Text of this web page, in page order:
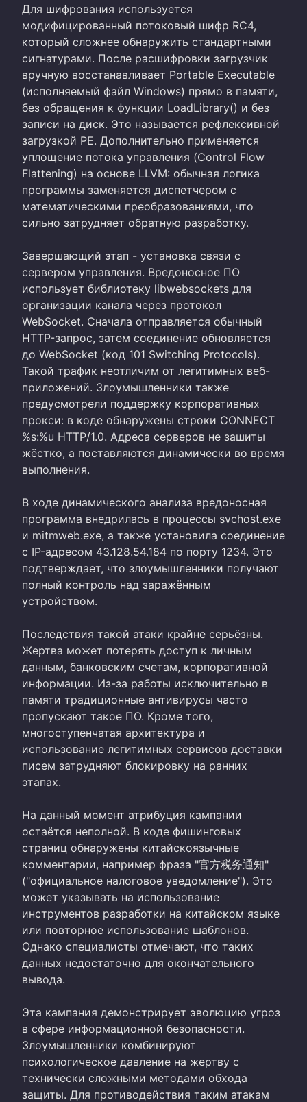
Для шифрования используется
модифицированный потоковый шифр RC4,
который сложнее обнаружить стандартными
сигнатурами. После расшифровки загрузчик
вручную восстанавливает Portable Executable
(исполняемый файл Windows) прямо в памяти,
без обращения к функции LoadLibrary() и без
записи на диск. Это называется рефлексивной
загрузкой PE. Дополнительно применяется
уплощение потока управления (Control Flow
Flattening) на основе LLVM: обычная логика
программы заменяется диспетчером с
математическими преобразованиями, что
сильно затрудняет обратную разработку.
Завершающий этап - установка связи с
сервером управления. Вредоносное ПО
использует библиотеку libwebsockets для
организации канала через протокол
WebSocket. Сначала отправляется обычный
HTTP-запрос, затем соединение обновляется
до WebSocket (код 101 Switching Protocols).
Такой трафик неотличим от легитимных веб-
приложений. Злоумышленники также
предусмотрели поддержку корпоративных
прокси: в коде обнаружены строки CONNECT
%s:%u HTTP/1.0. Адреса серверов не зашиты
жёстко, а поставляются динамически во время
выполнения.
В ходе динамического анализа вредоносная
программа внедрилась в процессы svchost.exe
и mitmweb.exe, а также установила соединение
с IP-адресом 43.128.54.184 по порту 1234. Это
подтверждает, что злоумышленники получают
полный контроль над заражённым
устройством.
Последствия такой атаки крайне серьёзны.
Жертва может потерять доступ к личным
данным, банковским счетам, корпоративной
информации. Из-за работы исключительно в
памяти традиционные антивирусы часто
пропускают такое ПО. Кроме того,
многоступенчатая архитектура и
использование легитимных сервисов доставки
писем затрудняют блокировку на ранних
этапах.
На данный момент атрибуция кампании
остаётся неполной. В коде фишинговых
страниц обнаружены китайскоязычные
комментарии, например фраза "官方税务通知"
("официальное налоговое уведомление"). Это
может указывать на использование
инструментов разработки на китайском языке
или повторное использование шаблонов.
Однако специалисты отмечают, что таких
данных недостаточно для окончательного
вывода.
Эта кампания демонстрирует эволюцию угроз
в сфере информационной безопасности.
Злоумышленники комбинируют
психологическое давление на жертву с
технически сложными методами обхода
защиты. Для противодействия таким атакам